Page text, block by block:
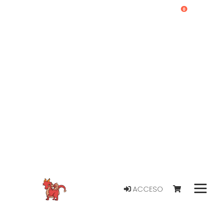
ACCESO
0